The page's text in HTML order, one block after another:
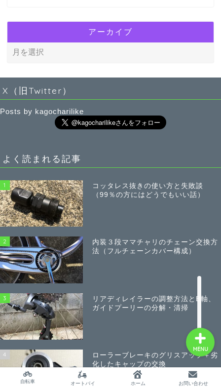
アーカイブ
X（旧Twitter）
Posts by kagocharilike
よく読まれる記事
1
コッタレス抜きの使い方と失敗談
（99％の方にはどうでもいい話）
2
内装３段ママチャリのチェーン交換方
法（フルチェーンカバー構成）
3
リアディレイラーの調整方法とB軸、
ガイドプーリーの分解・清掃
4
ローラーブレーキのグリスアップ＋劣
化したキャップの交換
自転車 オートバイ ホーム お問い合わせ
MENU
サイトマップ
twitter
北海道自転車の旅～海岸
線一周3000km物語～